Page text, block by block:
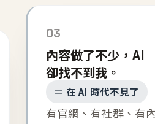
03
內容做了不少，AI
卻找不到我。
＝ 在 AI 時代不見了
有官網、有社群、有